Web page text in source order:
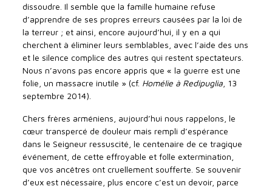
dissoudre. Il semble que la famille humaine refuse
d’apprendre de ses propres erreurs causées par la loi de
la terreur ; et ainsi, encore aujourd’hui, il y en a qui
cherchent à éliminer leurs semblables, avec l’aide des uns
et le silence complice des autres qui restent spectateurs.
Nous n’avons pas encore appris que « la guerre est une
folie, un massacre inutile » (cf. Homélie à Redipuglia , 13
septembre 2014).
Chers frères arméniens, aujourd’hui nous rappelons, le
cœur transpercé de douleur mais rempli d’espérance
dans le Seigneur ressuscité, le centenaire de ce tragique
événement, de cette effroyable et folle extermination,
que vos ancêtres ont cruellement soufferte. Se souvenir
d’eux est nécessaire, plus encore c’est un devoir, parce